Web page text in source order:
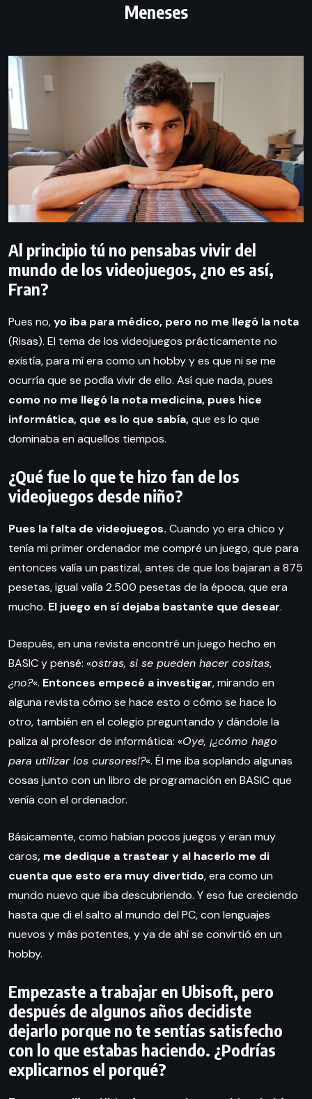
Meneses
Al principio tú no pensabas vivir del
mundo de los videojuegos, ¿no es así,
Fran?
Pues no,yo iba para médico, pero no me llegó la nota
(Risas). El tema de los videojuegos prácticamente no
existía, para mí era como un hobby y es que ni se me
ocurría que se podía vivir de ello. Así que nada, pues
como no me llegó la nota medicina, pues hice
informática, que es lo que sabía,que es lo que
dominaba en aquellos tiempos.
¿Qué fue lo que te hizo fan de los
videojuegos desde niño?
Pues la falta de videojuegos. Cuando yo era chico y
tenía mi primer ordenador me compré un juego, que para
entonces valía un pastizal, antes de que los bajaran a 875
pesetas, igual valía 2.500 pesetas de la época, que era
mucho. El juego en sí dejaba bastante que desear.
Después, en una revista encontré un juego hecho en
BASIC y pensé: «ostras, si se pueden hacer cositas,
¿no?«. Entonces empecé a investigar, mirando en
alguna revista cómo se hace esto o cómo se hace lo
otro, también en el colegio preguntando y dándole la
paliza al profesor de informática: «Oye, ¡¿cómo hago
para utilizar los cursores!?«. Él me iba soplando algunas
cosas junto con un libro de programación en BASIC que
venía con el ordenador.
Básicamente, como habían pocos juegos y eran muy
caros, me dedique a trastear y al hacerlo me di
cuenta que esto era muy divertido, era como un
mundo nuevo que iba descubriendo. Y eso fue creciendo
hasta que di el salto al mundo del PC, con lenguajes
nuevos y más potentes, y ya de ahí se convirtió en un
hobby.
Empezaste a trabajar en Ubisoft, pero
después de algunos años decidiste
dejarlo porque no te sentías satisfecho
con lo que estabas haciendo. ¿Podrías
explicarnos el porqué?